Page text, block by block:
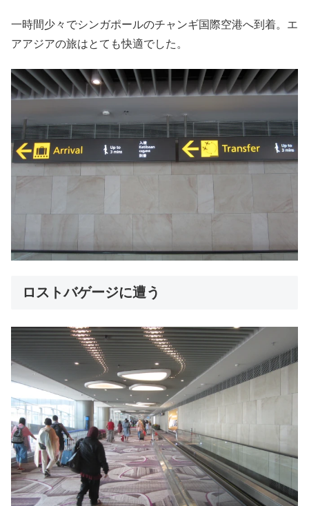
一時間少々でシンガポールのチャンギ国際空港へ到着。エ
アアジアの旅はとても快適でした。
ロストバゲージに遭う